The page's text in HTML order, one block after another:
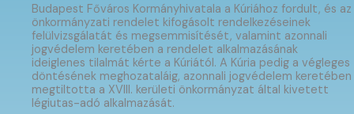
Budapest Főváros Kormányhivatala a Kúriához fordult, és az
önkormányzati rendelet kifogásolt rendelkezéseinek
felülvizsgálatát és megsemmisítését, valamint azonnali
jogvédelem keretében a rendelet alkalmazásának
ideiglenes tilalmát kérte a Kúriától. A Kúria pedig a végleges
döntésének meghozataláig, azonnali jogvédelem keretében
megtiltotta a XVIII. kerületi önkormányzat által kivetett
légiutas-adó alkalmazását.